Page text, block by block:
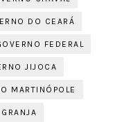
DO CEARÁ
FEDERAL
JIJOCA
MARTINÓPOLE
GRANJA